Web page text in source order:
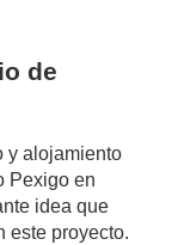
de
y alojamiento
Pexigo en
idea que
este proyecto.